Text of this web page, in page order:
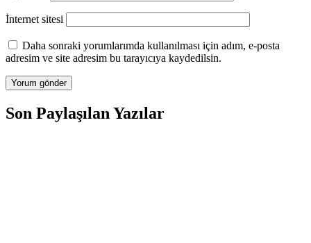
İnternet sitesi
Daha sonraki yorumlarımda kullanılması için adım, e-posta
adresim ve site adresim bu tarayıcıya kaydedilsin.
Son Paylaşılan Yazılar